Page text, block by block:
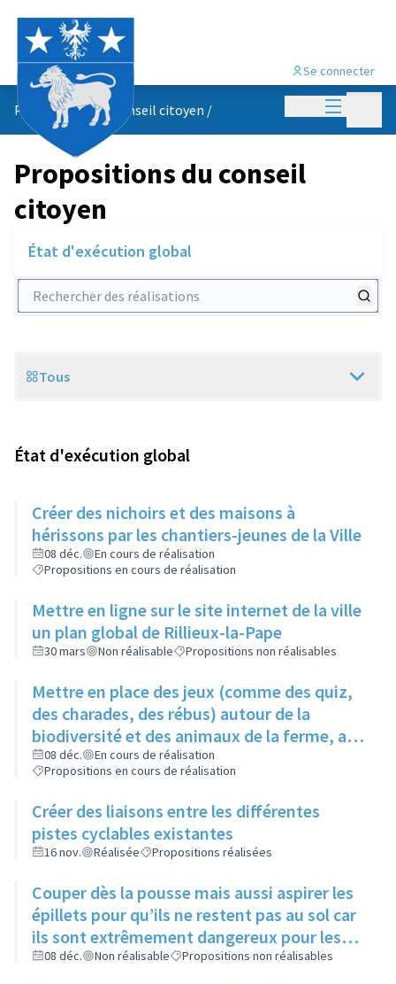
Menu
Se connecter
Propositions du conseil citoyen /
Propositions du conseil
citoyen
État d'exécution global
Rechercher des réalisations
Scope
Tous
État d'exécution global
Créer des nichoirs et des maisons à
hérissons par les chantiers-jeunes de la Ville
08 déc.
En cours de réalisation
Propositions en cours de réalisation
Mettre en ligne sur le site internet de la ville
un plan global de Rillieux-la-Pape
30 mars Non réalisable Propositions non réalisables
Mettre en place des jeux (comme des quiz,
des charades, des rébus) autour de la
biodiversité et des animaux de la ferme, au
niveau de la ferme pédagogique du parc
linéaire urbain
08 déc.
En cours de réalisation
Propositions en cours de réalisation
Créer des liaisons entre les différentes
pistes cyclables existantes
16 nov. Réalisée Propositions réalisées
Couper dès la pousse mais aussi aspirer les
épillets pour qu’ils ne restent pas au sol car
ils sont extrêmement dangereux pour les
animaux
08 déc. Non réalisable Propositions non réalisables